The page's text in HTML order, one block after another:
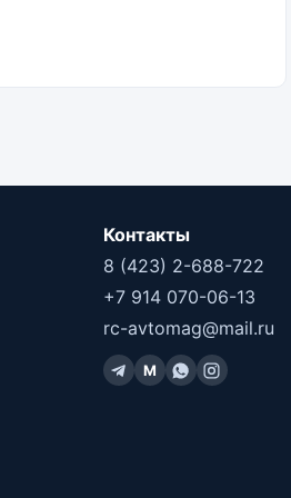
Контакты
8 (423) 2-688-722
+7 914 070-06-13
rc-avtomag@mail.ru
M